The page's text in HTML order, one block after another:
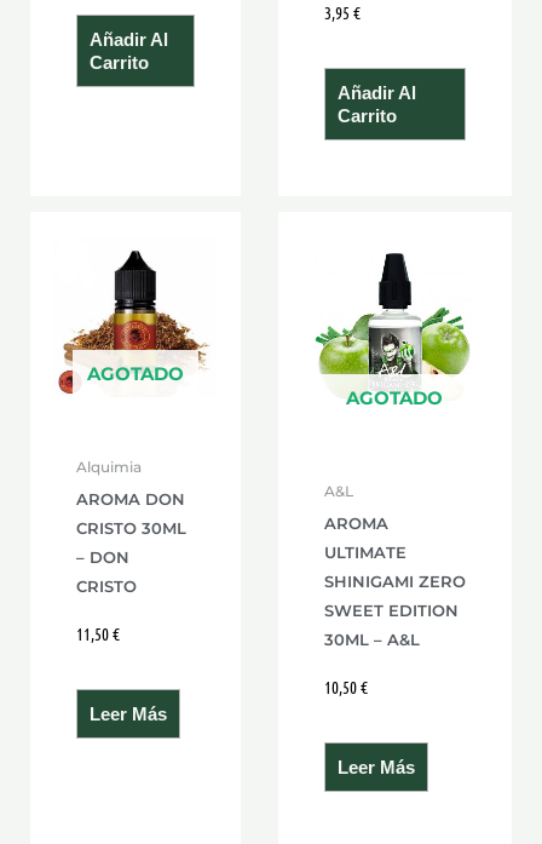
Añadir Al
Carrito
3,95 €
Añadir Al
Carrito
AGOTADO
Alquimia
AROMA DON
CRISTO 30ML
– DON
CRISTO
11,50€
Leer Más
AGOTADO
A&L
AROMA
ULTIMATE
SHINIGAMI ZERO
SWEET EDITION
30ML – A&L
10,50€
Leer Más